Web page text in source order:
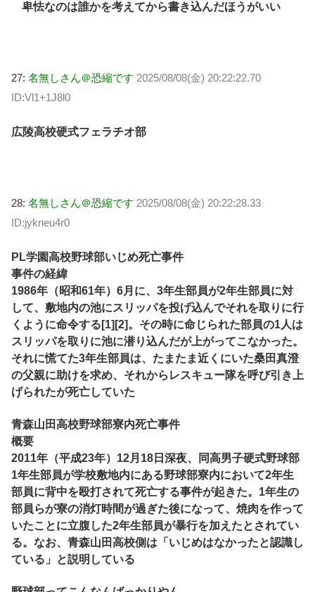
卑怯なのは誰かを考えてから書き込んだほうがいい
27: 名無しさん＠恐縮です 2025/08/08(金) 20:22:22.70
ID:Vl1+1J8l0
広陵高校硬式フェラチオ部
28: 名無しさん＠恐縮です 2025/08/08(金) 20:22:28.33
ID:jykneu4r0
PL学園高校野球部いじめ死亡事件
事件の経緯
1986年（昭和61年）6月に、3年生部員が2年生部員に対
して、敷地内の池にスリッパを投げ込んでそれを取りに行
くように命令する[1][2]。その時に命じられた部員の1人は
スリッパを取りに池に潜り込んだが上がってこなかった。
それに慌てた3年生部員は、たまたま近くにいた桑田真澄
の父親に助けを求め、それからレスキュー隊を呼び引き上
げられたが死亡していた
青森山田高校野球部寮内死亡事件
概要
2011年（平成23年）12月18日深夜、同高男子硬式野球部
1年生部員が学校敷地内にある野球部寮内において2年生
部員に背中を殴打されて死亡する事件が起きた。1年生の
部員らが寮の消灯時間が過ぎた後になって、焼肉を作って
いたことに立腹した2年生部員が暴行を加えたとされてい
る。なお、青森山田高校側は「いじめはなかったと認識し
ている」と説明している